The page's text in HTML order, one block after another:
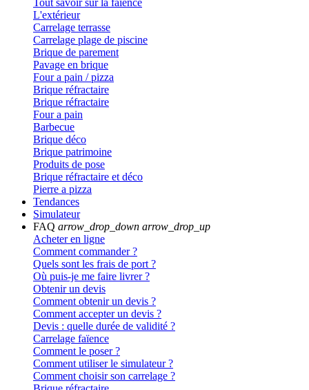
L'extérieur
Carrelage terrasse
Carrelage plage de piscine
Brique de parement
Pavage en brique
Four a pain / pizza
Brique réfractaire
Brique réfractaire
Four a pain
Barbecue
Brique déco
Brique patrimoine
Produits de pose
Brique réfractaire et déco
Pierre a pizza
Tendances
Simulateur
FAQ arrow_drop_down arrow_drop_up
Acheter en ligne
Comment commander ?
Quels sont les frais de port ?
Où puis-je me faire livrer ?
Obtenir un devis
Comment obtenir un devis ?
Comment accepter un devis ?
Devis : quelle durée de validité ?
Carrelage faïence
Comment le poser ?
Comment utiliser le simulateur ?
Comment choisir son carrelage ?